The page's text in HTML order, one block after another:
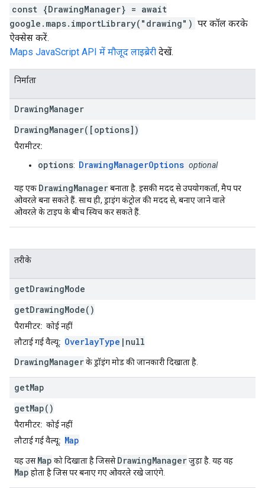
const {DrawingManager} = await
google.maps.importLibrary("drawing") पर कॉल करके
ऐक्सेस करें.
Maps JavaScript API में मौजूद लाइब्रेरी देखें.
निर्माता
DrawingManager
DrawingManager([options])
पैरामीटर:
options: DrawingManagerOptions optional
यह एक DrawingManagerबनाता है. इसकी मदद से उपयोगकर्ता, मैप पर
ओवरले बना सकते हैं. साथ ही, ड्राइंग कंट्रोल की मदद से, बनाए जाने वाले
ओवरले के टाइप के बीच स्विच कर सकते हैं.
तरीके
getDrawingMode
getDrawingMode()
पैरामीटर: कोई नहीं
लौटाई गई वैल्यू: OverlayType |null
DrawingManagerके ड्रॉइंग मोड की जानकारी दिखाता है.
getMap
getMap()
पैरामीटर: कोई नहीं
लौटाई गई वैल्यू: Map
यह उसMap को दिखाता है जिससेDrawingManagerजुड़ा है. यह वह
Map होता है जिस पर बनाए गए ओवरले रखे जाएंगे.